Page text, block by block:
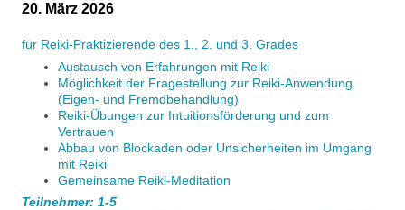
20. März 2026
für Reiki-Praktizierende des 1., 2. und 3. Grades
Austausch von Erfahrungen mit Reiki
Möglichkeit der Fragestellung zur Reiki-Anwendung
(Eigen- und Fremdbehandlung)
Reiki-Übungen zur Intuitionsförderung und zum
Vertrauen
Abbau von Blockaden oder Unsicherheiten im Umgang
mit Reiki
Gemeinsame Reiki-Meditation
Teilnehmer: 1-5